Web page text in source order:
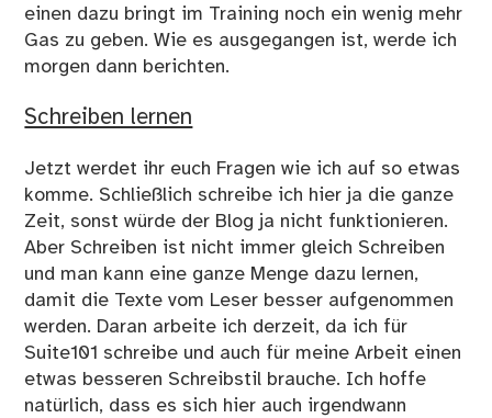
einen dazu bringt im Training noch ein wenig mehr
Gas zu geben. Wie es ausgegangen ist, werde ich
morgen dann berichten.
Schreiben lernen
Jetzt werdet ihr euch Fragen wie ich auf so etwas
komme. Schließlich schreibe ich hier ja die ganze
Zeit, sonst würde der Blog ja nicht funktionieren.
Aber Schreiben ist nicht immer gleich Schreiben
und man kann eine ganze Menge dazu lernen,
damit die Texte vom Leser besser aufgenommen
werden. Daran arbeite ich derzeit, da ich für
Suite101 schreibe und auch für meine Arbeit einen
etwas besseren Schreibstil brauche. Ich hoffe
natürlich, dass es sich hier auch irgendwann